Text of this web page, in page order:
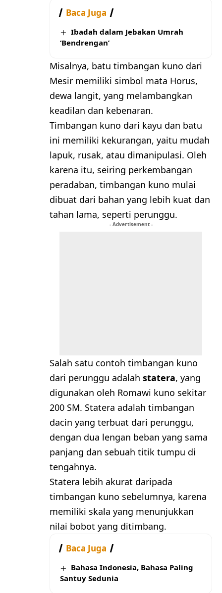
Baca Juga
Ibadah dalam Jebakan Umrah
‘Bendrengan’
Misalnya, batu timbangan kuno dari
Mesir memiliki simbol mata Horus,
dewa langit, yang melambangkan
keadilan dan kebenaran.
Timbangan kuno dari kayu dan batu
ini memiliki kekurangan, yaitu mudah
lapuk, rusak, atau dimanipulasi. Oleh
karena itu, seiring perkembangan
peradaban, timbangan kuno mulai
dibuat dari bahan yang lebih kuat dan
tahan lama, seperti perunggu.
- Advertisement -
Salah satu contoh timbangan kuno
dari perunggu adalah statera, yang
digunakan oleh Romawi kuno sekitar
200 SM. Statera adalah timbangan
dacin yang terbuat dari perunggu,
dengan dua lengan beban yang sama
panjang dan sebuah titik tumpu di
tengahnya.
Statera lebih akurat daripada
timbangan kuno sebelumnya, karena
memiliki skala yang menunjukkan
nilai bobot yang ditimbang.
Baca Juga
Bahasa Indonesia, Bahasa Paling
Santuy Sedunia